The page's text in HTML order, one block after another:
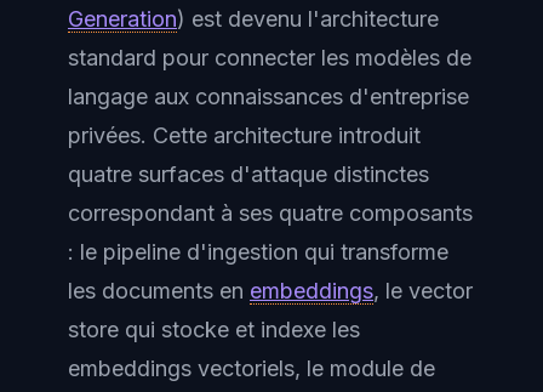
Generation) est devenu l'architecture
standard pour connecter les modèles de
langage aux connaissances d'entreprise
privées. Cette architecture introduit
quatre surfaces d'attaque distinctes
correspondant à ses quatre composants
: le pipeline d'ingestion qui transforme
les documents en embeddings, le vector
store qui stocke et indexe les
embeddings vectoriels, le module de